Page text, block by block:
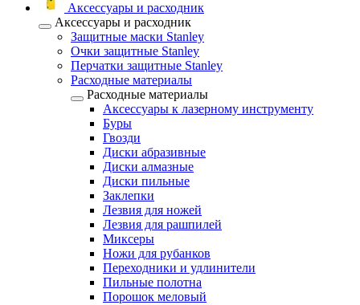
Аксессуары и расходник
Аксессуары и расходник
Защитные маски Stanley
Очки защитные Stanley
Перчатки защитные Stanley
Расходные материалы
Расходные материалы
Аксессуары к лазерному инструменту
Буры
Гвозди
Диски абразивные
Диски алмазные
Диски пильные
Заклепки
Лезвия для ножей
Лезвия для рашпилей
Миксеры
Ножи для рубанков
Переходники и удлинители
Пильные полотна
Порошок меловый